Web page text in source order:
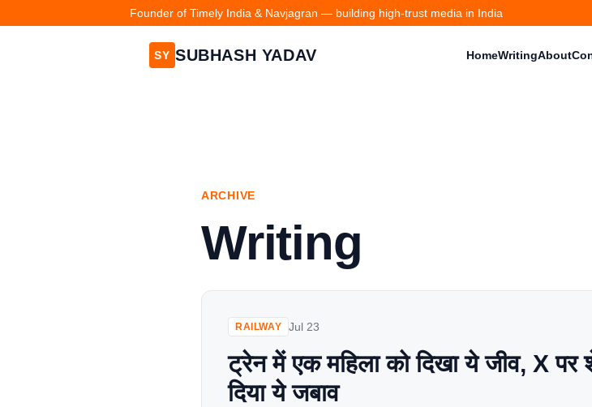
Founder of Timely India & Navjagran — building high-trust media in India
SY SUBHASH YADAV HomeWritingAbout
ARCHIVE
Writing
RAILWAY Jul 23
ट्रेन में एक महिला को दिखा ये जीव, X पर
दिया ये जबाव